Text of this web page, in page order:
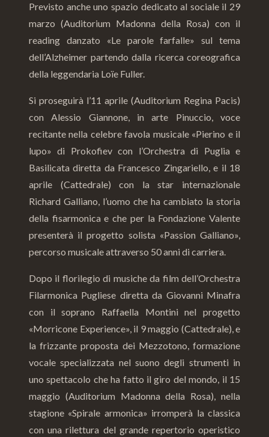
Previsto anche uno spazio dedicato al sociale il 29
marzo (Auditorium Madonna della Rosa) con il
reading danzato «Le parole farfalle» sul tema
dell’Alzheimer partendo dalla ricerca coreografica
della leggendaria Loïe Fuller.
Si proseguirà l’11 aprile (Auditorium Regina Pacis)
con Alessio Giannone, in arte Pinuccio, voce
recitante nella celebre favola musicale «Pierino e il
lupo» di Prokofiev con l’Orchestra di Puglia e
Basilicata diretta da Francesco Zingariello, e il 18
aprile (Cattedrale) con la star internazionale
Richard Galliano, l’uomo che ha cambiato la storia
della fisarmonica e che per la Fondazione Valente
presenterà il progetto solista «Passion Galliano»,
percorso musicale attraverso 50 anni di carriera.
Dopo il florilegio di musiche da film dell’Orchestra
Filarmonica Pugliese diretta da Giovanni Minafra
con il soprano Raffaella Montini nel progetto
«Morricone Experience», il 9 maggio (Cattedrale), e
la frizzante proposta dei Mezzotono, formazione
vocale specializzata nel suono degli strumenti in
uno spettacolo che ha fatto il giro del mondo, il 15
maggio (Auditorium Madonna della Rosa), nella
stagione «Spirale armonica» irromperà la classica
con una rilettura del grande repertorio operistico